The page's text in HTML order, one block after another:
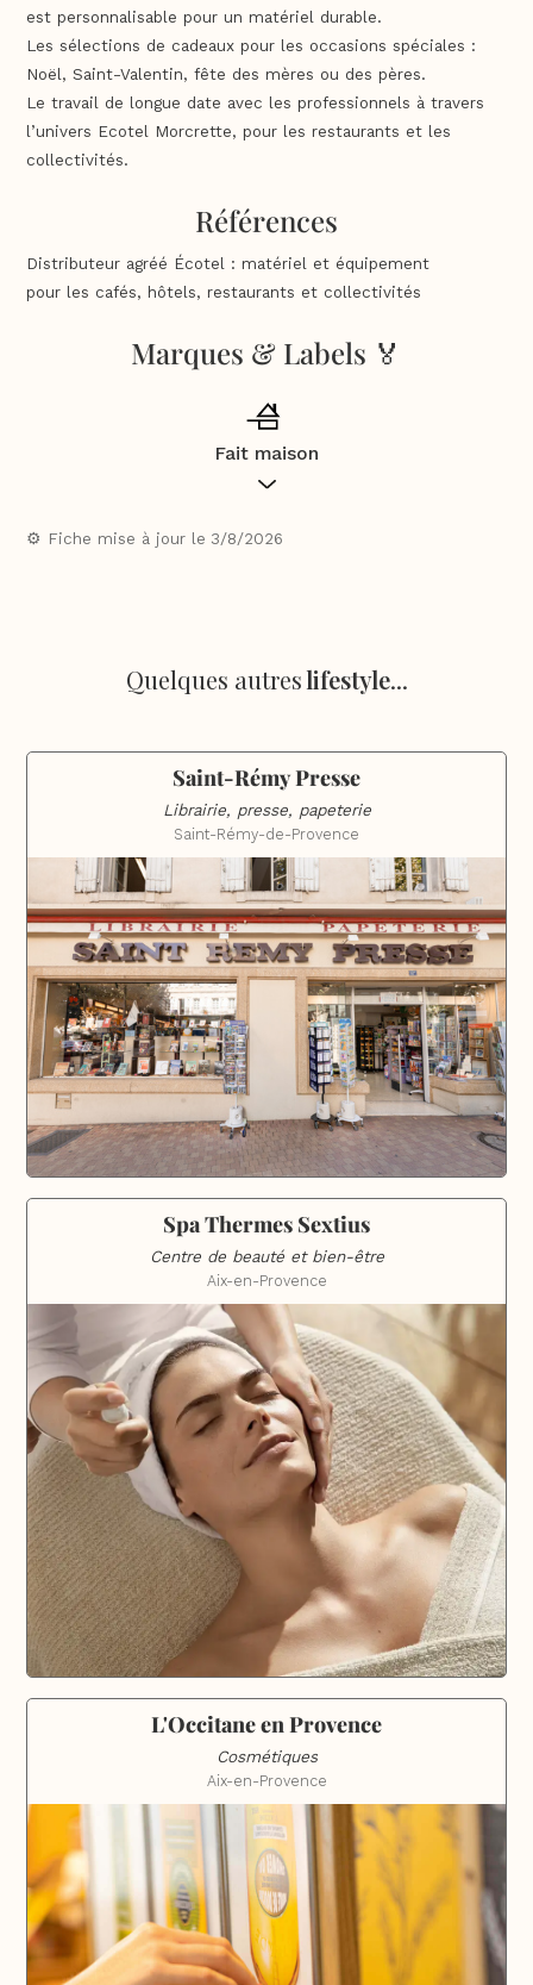
est personnalisable pour un matériel durable.
Les sélections de cadeaux pour les occasions spéciales :
Noël, Saint-Valentin, fête des mères ou des pères.
Le travail de longue date avec les professionnels à travers
l’univers Ecotel Morcrette, pour les restaurants et les
collectivités.
Références
Distributeur agréé Écotel : matériel et équipement
pour les cafés, hôtels, restaurants et collectivités
Marques & Labels 🏅
Fait maison
Les restaurants et les commerces de bouche mentionnés
préparations majoritairement enfait maison
⚙️ Fiche mise à jour le 3/8/2026
Quelques autreslifestyle...
Saint-Rémy Presse
Librairie, presse, papeterie
Saint-Rémy-de-Provence
Spa Thermes Sextius
Centre de beauté et bien-être
Aix-en-Provence
L'Occitane en Provence
Cosmétiques
Aix-en-Provence